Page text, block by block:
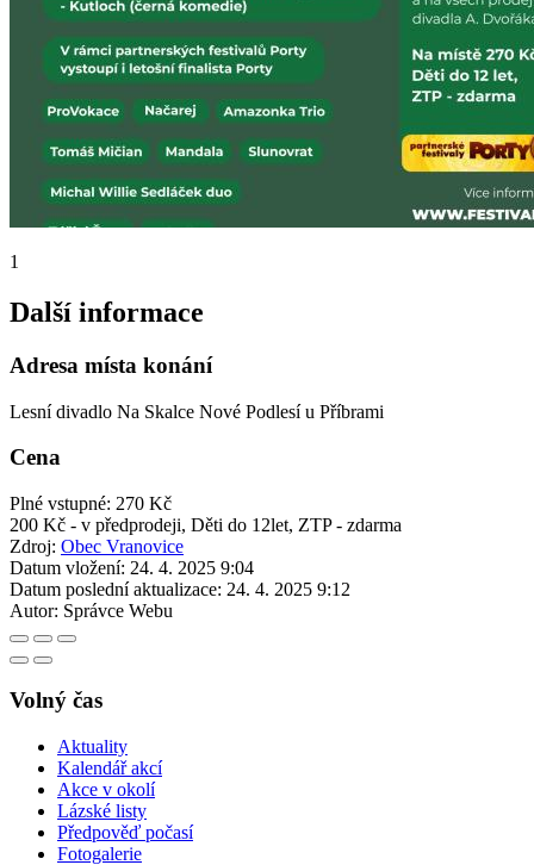
1
Další informace
Adresa místa konání
Lesní divadlo Na Skalce Nové Podlesí u Příbrami
Cena
Plné vstupné: 270 Kč
200 Kč - v předprodeji, Děti do 12let, ZTP - zdarma
Zdroj: Obec Vranovice
Datum vložení: 24. 4. 2025 9:04
Datum poslední aktualizace: 24. 4. 2025 9:12
Autor: Správce Webu
Volný čas
Aktuality
Kalendář akcí
Akce v okolí
Lázské listy
Předpověď počasí
Fotogalerie